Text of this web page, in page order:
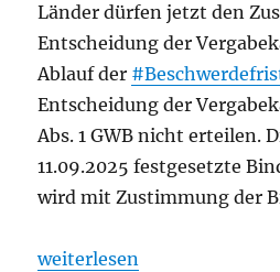
Länder dürfen jetzt den
Entscheidung der
Ablauf der
Entscheidung der
Abs. 1 GWB nicht erteilen.
11.09.2025 festgesetzte
wird mit Zustimmung der
„S-Bahn-
weiterlesen